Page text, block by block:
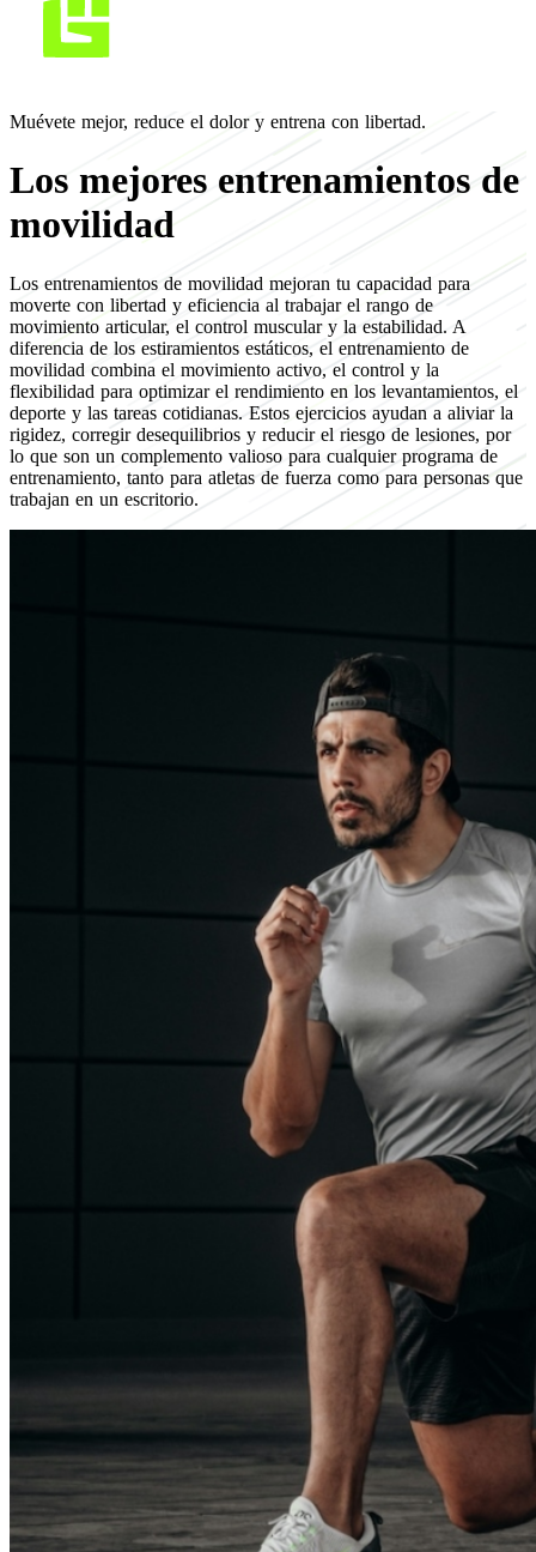
Muévete mejor, reduce el dolor y entrena con libertad.
Los mejores entrenamientos de
movilidad
Los entrenamientos de movilidad mejoran tu capacidad para
moverte con libertad y eficiencia al trabajar el rango de
movimiento articular, el control muscular y la estabilidad. A
diferencia de los estiramientos estáticos, el entrenamiento de
movilidad combina el movimiento activo, el control y la
flexibilidad para optimizar el rendimiento en los levantamientos, el
deporte y las tareas cotidianas. Estos ejercicios ayudan a aliviar la
rigidez, corregir desequilibrios y reducir el riesgo de lesiones, por
lo que son un complemento valioso para cualquier programa de
entrenamiento, tanto para atletas de fuerza como para personas que
trabajan en un escritorio.